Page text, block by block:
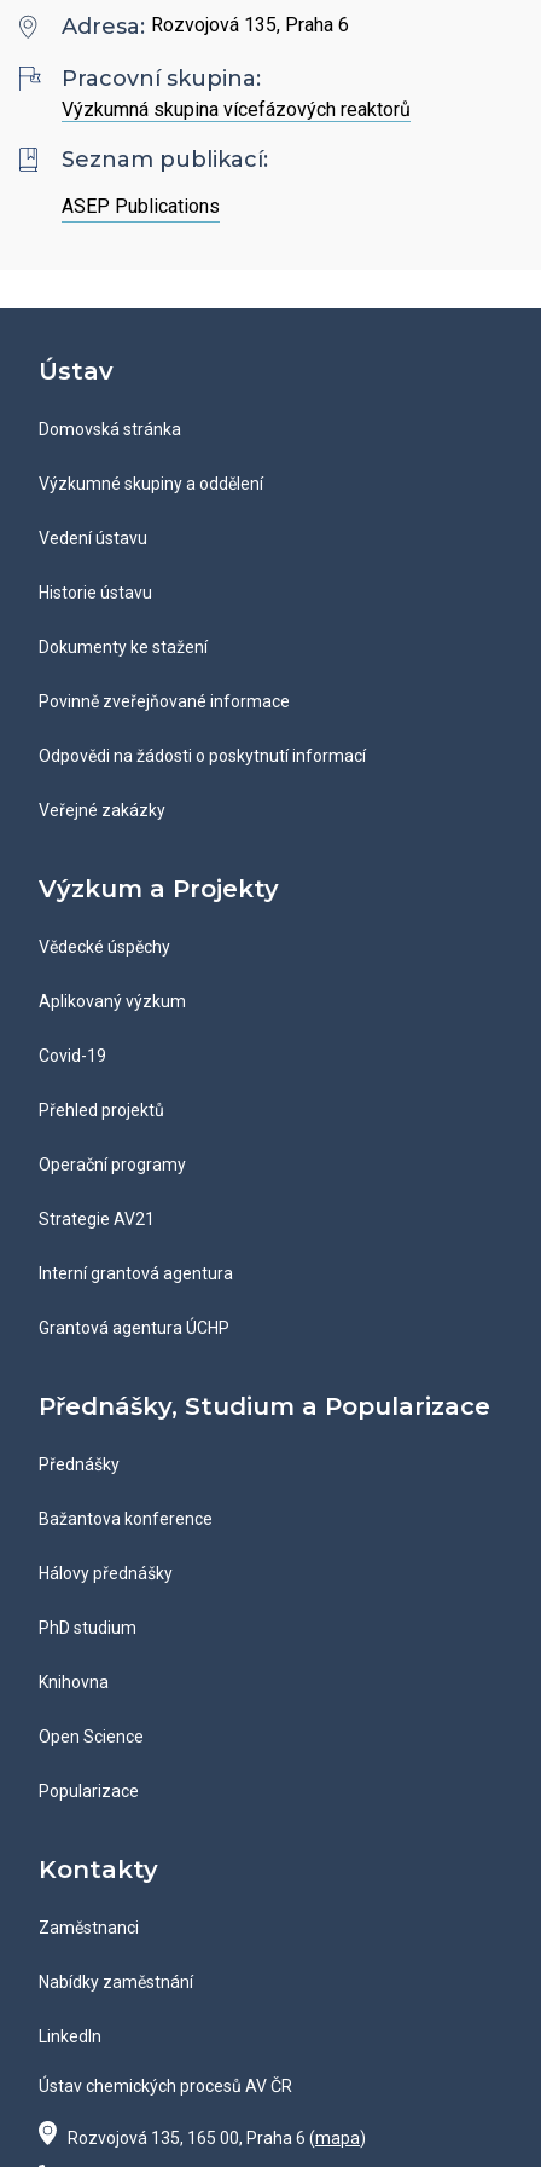
Povinně zveřejňované informace
Ombudsman a ombudsmanka ÚCHP
Grantová agentura ÚCHP
Zaměstnanci
Hledat
Intranet
Adresa: Rozvojová 135, Praha 6
Pracovní skupina:
Výzkumná skupina vícefázových reaktorů
Seznam publikací:
ASEP Publications
Ústav
Domovská stránka
Výzkumné skupiny a oddělení
Vedení ústavu
Historie ústavu
Dokumenty ke stažení
Povinně zveřejňované informace
Odpovědi na žádosti o poskytnutí informací
Veřejné zakázky
Výzkum a Projekty
Vědecké úspěchy
Aplikovaný výzkum
Covid-19
Přehled projektů
Operační programy
Strategie AV21
Interní grantová agentura
Grantová agentura ÚCHP
Přednášky, Studium a Popularizace
Přednášky
Bažantova konference
Hálovy přednášky
PhD studium
Knihovna
Open Science
Popularizace
Kontakty
Zaměstnanci
Nabídky zaměstnání
LinkedIn
Ústav chemických procesů AV ČR
Rozvojová 135, 165 00, Praha 6 (mapa)